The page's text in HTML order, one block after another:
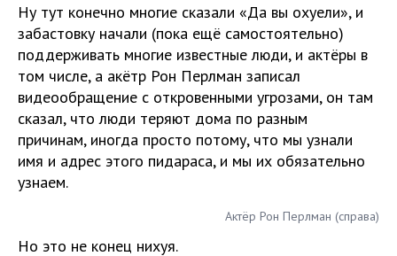
Ну тут конечно многие сказали «Да вы охуели», и
забастовку начали (пока ещё самостоятельно)
поддерживать многие известные люди, и актёры в
том числе, а акётр Рон Перлман записал
видеообращение с откровенными угрозами, он там
сказал, что люди теряют дома по разным
причинам, иногда просто потому, что мы узнали
имя и адрес этого пидараса, и мы их обязательно
узнаем.
Актёр Рон Перлман (справа)
Но это не конец нихуя.